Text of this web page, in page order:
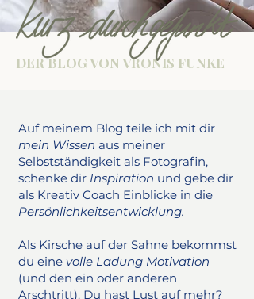
DER BLOG VON VRONIS FUNKE
Auf meinem Blog teile ich mit dir
mein Wissen aus meiner
Selbstständigkeit als Fotografin,
schenke dir Inspiration und gebe dir
als Kreativ Coach Einblicke in die
Persönlichkeitsentwicklung.
Als Kirsche auf der Sahne bekommst
du eine volle Ladung Motivation
(und den ein oder anderen
Arschtritt). Du hast Lust auf mehr?